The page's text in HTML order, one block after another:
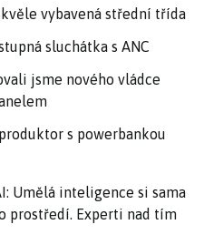
vybavená střední třída
sluchátka s ANC
jsme nového vládce
s powerbankou
Umělá inteligence si sama
prostředí. Experti nad tím